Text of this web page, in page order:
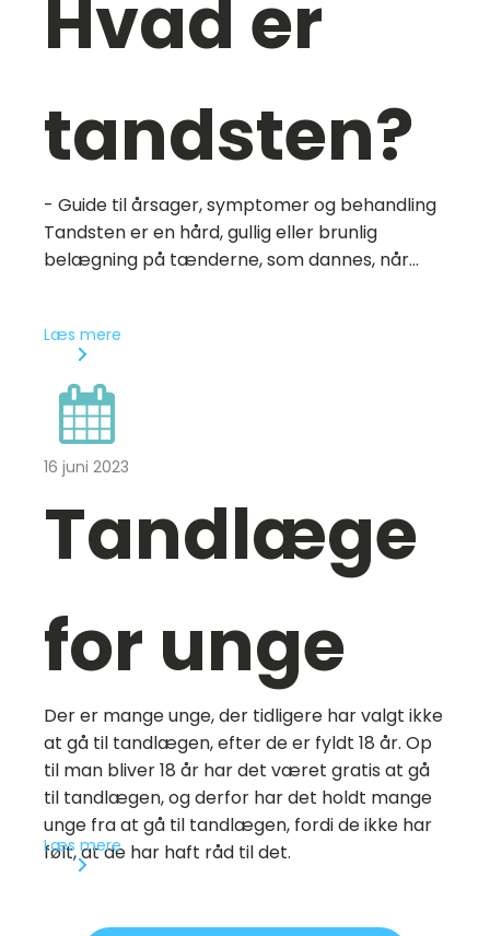
Hvad er
tandsten?
- Guide til årsager, symptomer og behandling
Tandsten er en hård, gullig eller brunlig
belægning på tænderne, som dannes, når...
Læs mere
16 juni 2023
Tandlæge
for unge
Der er mange unge, der tidligere har valgt ikke
at gå til tandlægen, efter de er fyldt 18 år. Op
til man bliver 18 år har det været gratis at gå
til tandlægen, og derfor har det holdt mange
unge fra at gå til tandlægen, fordi de ikke har
følt, at de har haft råd til det.
Læs mere